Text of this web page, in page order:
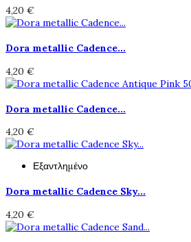
4,20 €
Dora metallic Cadence...
4,20 €
Dora metallic Cadence...
4,20 €
Εξαντλημένο
Dora metallic Cadence Sky...
4,20 €